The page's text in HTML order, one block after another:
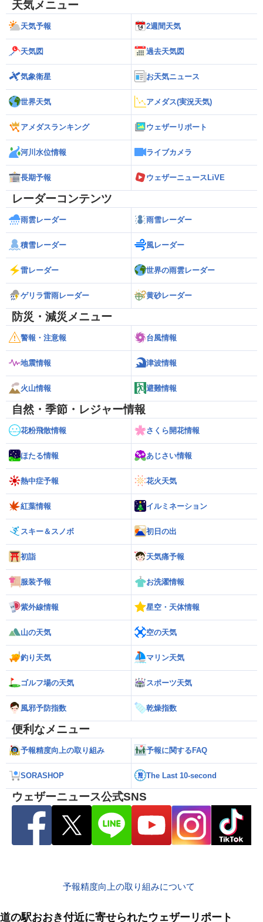
天気メニュー
天気予報 2週間天気
天気図 過去天気図
気象衛星 お天気ニュース
世界天気 アメダス(実況天気)
アメダスランキング ウェザーリポート
河川水位情報 ライブカメラ
長期予報 ウェザーニュースLiVE
レーダーコンテンツ
雨雲レーダー 雨雪レーダー
積雪レーダー 風レーダー
雷レーダー 世界の雨雲レーダー
ゲリラ雷雨レーダー 黄砂レーダー
防災・減災メニュー
警報・注意報 台風情報
地震情報 津波情報
火山情報 避難情報
自然・季節・レジャー情報
花粉飛散情報 さくら開花情報
ほたる情報 あじさい情報
熱中症予報 花火天気
紅葉情報 イルミネーション
スキー＆スノボ 初日の出
初詣 天気痛予報
服装予報 お洗濯情報
紫外線情報 星空・天体情報
山の天気 空の天気
釣り天気 マリン天気
ゴルフ場の天気 スポーツ天気
風邪予防指数 乾燥指数
便利なメニュー
予報精度向上の取り組み 予報に関するFAQ
SORASHOP The Last 10-second
ウェザーニュース公式SNS
予報精度向上の取り組みについて
道の駅おおき付近に寄せられたウェザーリポート